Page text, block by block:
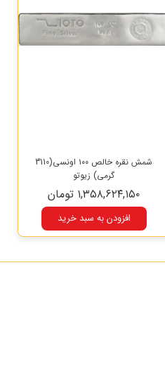
شمش نقره خالص ۱۰۰ اونسی(3110
گرمی) زیوتو
۱,۳۵۸,۶۲۴,۱۵۰ تومان
افزودن به سبد خرید